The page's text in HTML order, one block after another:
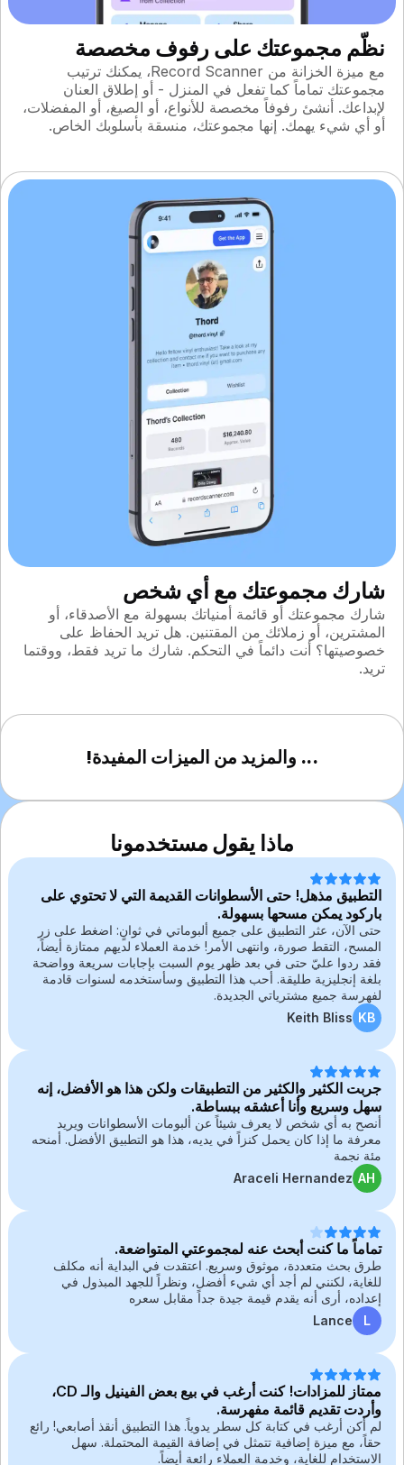
نظّم مجموعتك على رفوف مخصصة
مع ميزة الخزانة من Record Scanner، يمكنك ترتيب
مجموعتك تماماً كما تفعل في المنزل - أو إطلاق العنان
لإبداعك. أنشئ رفوفاً مخصصة للأنواع، أو الصيغ، أو المفضلات،
أو أي شيء يهمك. إنها مجموعتك، منسقة بأسلوبك الخاص.
شارك مجموعتك مع أي شخص
شارك مجموعتك أو قائمة أمنياتك بسهولة مع الأصدقاء، أو
المشترين، أو زملائك من المقتنين. هل تريد الحفاظ على
خصوصيتها؟ أنت دائماً في التحكم. شارك ما تريد فقط، ووقتما
تريد.
... والمزيد من الميزات المفيدة!
ماذا يقول مستخدمونا
التطبيق مذهل! حتى الأسطوانات القديمة التي لا تحتوي على
باركود يمكن مسحها بسهولة.
حتى الآن، عثر التطبيق على جميع ألبوماتي في ثوانٍ: اضغط على زر
المسح، التقط صورة، وانتهى الأمر! خدمة العملاء لديهم ممتازة أيضاً،
فقد ردوا عليّ حتى في بعد ظهر يوم السبت بإجابات سريعة وواضحة
بلغة إنجليزية طليقة. أحب هذا التطبيق وسأستخدمه لسنوات قادمة
لفهرسة جميع مشترياتي الجديدة.
KB
Keith Bliss
جربت الكثير والكثير من التطبيقات ولكن هذا هو الأفضل، إنه
سهل وسريع وأنا أعشقه ببساطة.
أنصح به أي شخص لا يعرف شيئاً عن ألبومات الأسطوانات ويريد
معرفة ما إذا كان يحمل كنزاً في يديه، هذا هو التطبيق الأفضل. أمنحه
مئة نجمة
AH
Araceli Hernandez
تماماً ما كنت أبحث عنه لمجموعتي المتواضعة.
طرق بحث متعددة، موثوق وسريع. اعتقدت في البداية أنه مكلف
للغاية، لكنني لم أجد أي شيء أفضل، ونظراً للجهد المبذول في
إعداده، أرى أنه يقدم قيمة جيدة جداً مقابل سعره
L
Lance
ممتاز للمزادات! كنت أرغب في بيع بعض الفينيل والـ CD،
وأردت تقديم قائمة مفهرسة.
لم أكن أرغب في كتابة كل سطر يدوياً. هذا التطبيق أنقذ أصابعي! رائع
حقاً، مع ميزة إضافية تتمثل في إضافة القيمة المحتملة. سهل
الاستخدام للغاية، وخدمة العملاء رائعة أيضاً.